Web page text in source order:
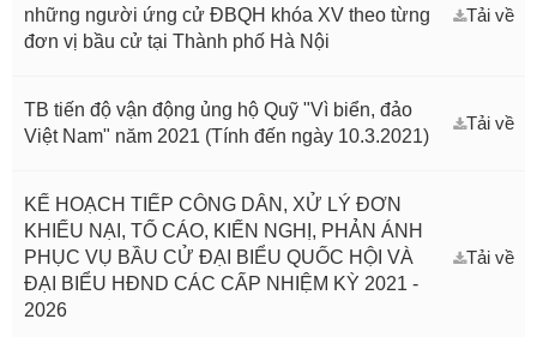
những người ứng cử ĐBQH khóa XV theo từng
đơn vị bầu cử tại Thành phố Hà Nội
Tải về
TB tiến độ vận động ủng hộ Quỹ "Vì biển, đảo
Việt Nam" năm 2021 (Tính đến ngày 10.3.2021)
Tải về
KẾ HOẠCH TIẾP CÔNG DÂN, XỬ LÝ ĐƠN
KHIẾU NẠI, TỐ CÁO, KIẾN NGHỊ, PHẢN ÁNH
PHỤC VỤ BẦU CỬ ĐẠI BIỂU QUỐC HỘI VÀ
ĐẠI BIỂU HĐND CÁC CẤP NHIỆM KỲ 2021 -
2026
Tải về